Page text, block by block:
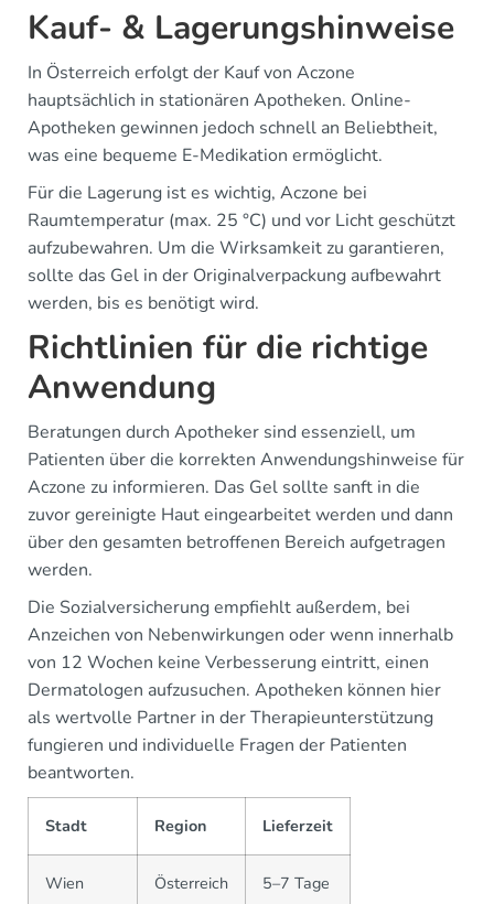
Kauf- & Lagerungshinweise
In Österreich erfolgt der Kauf von Aczone
hauptsächlich in stationären Apotheken. Online-
Apotheken gewinnen jedoch schnell an Beliebtheit,
was eine bequeme E-Medikation ermöglicht.
Für die Lagerung ist es wichtig, Aczone bei
Raumtemperatur (max. 25 °C) und vor Licht geschützt
aufzubewahren. Um die Wirksamkeit zu garantieren,
sollte das Gel in der Originalverpackung aufbewahrt
werden, bis es benötigt wird.
Richtlinien für die richtige
Anwendung
Beratungen durch Apotheker sind essenziell, um
Patienten über die korrekten Anwendungshinweise für
Aczone zu informieren. Das Gel sollte sanft in die
zuvor gereinigte Haut eingearbeitet werden und dann
über den gesamten betroffenen Bereich aufgetragen
werden.
Die Sozialversicherung empfiehlt außerdem, bei
Anzeichen von Nebenwirkungen oder wenn innerhalb
von 12 Wochen keine Verbesserung eintritt, einen
Dermatologen aufzusuchen. Apotheken können hier
als wertvolle Partner in der Therapieunterstützung
fungieren und individuelle Fragen der Patienten
beantworten.
Stadt Region Lieferzeit
Wien Österreich 5–7 Tage